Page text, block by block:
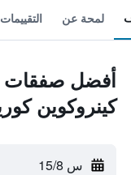
لمحة عن التقييمات
أفضل صفقات
كينروكوين
س 15/8